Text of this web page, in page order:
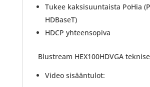
Tukee kaksisuuntaista PoHia
HDBaseT)
HDCP yhteensopiva
Blustream HEX100HDVGA
Video sisääntulot: